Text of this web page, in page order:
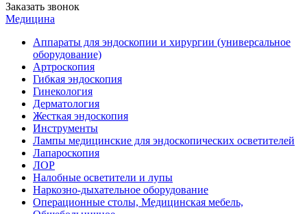
Заказать звонок
Медицина
Аппараты для эндоскопии и хирургии (универсальное
оборудование)
Артроскопия
Гибкая эндоскопия
Гинекология
Дерматология
Жесткая эндоскопия
Инструменты
Лампы медицинские для эндоскопических осветителей
Лапароскопия
ЛОР
Налобные осветители и лупы
Наркозно-дыхательное оборудование
Операционные столы, Медицинская мебель,